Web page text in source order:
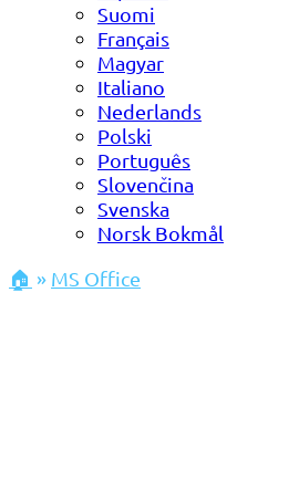
Suomi
Français
Magyar
Italiano
Nederlands
Polski
Português
Slovenčina
Svenska
Norsk Bokmål
🏠 » MS Office